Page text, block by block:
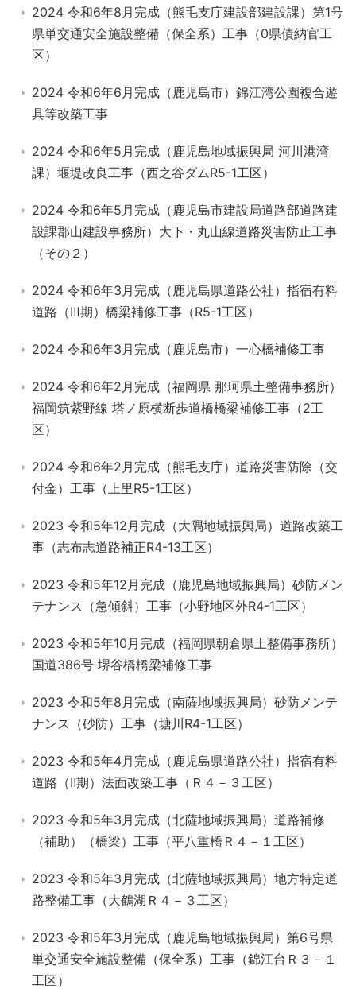
2024 令和6年8月完成（熊毛支庁建設部建設課）第1号
県単交通安全施設整備（保全系）工事（0県債納官工
区）
2024 令和6年6月完成（鹿児島市）錦江湾公園複合遊
具等改築工事
2024 令和6年5月完成（鹿児島地域振興局 河川港湾
課）堰堤改良工事（西之谷ダムR5-1工区）
2024 令和6年5月完成（鹿児島市建設局道路部道路建
設課郡山建設事務所）大下・丸山線道路災害防止工事
（その２）
2024 令和6年3月完成（鹿児島県道路公社）指宿有料
道路（Ⅲ期）橋梁補修工事（R5-1工区）
2024 令和6年3月完成（鹿児島市）一心橋補修工事
2024 令和6年2月完成（福岡県 那珂県土整備事務所）
福岡筑紫野線 塔ノ原横断歩道橋橋梁補修工事（2工
区）
2024 令和6年2月完成（熊毛支庁）道路災害防除（交
付金）工事（上里R5-1工区）
2023 令和5年12月完成（大隅地域振興局）道路改築工
事（志布志道路補正R4-13工区）
2023 令和5年12月完成（鹿児島地域振興局）砂防メン
テナンス（急傾斜）工事（小野地区外R4-1工区）
2023 令和5年10月完成（福岡県朝倉県土整備事務所）
国道386号 堺谷橋橋梁補修工事
2023 令和5年8月完成（南薩地域振興局）砂防メンテ
ナンス（砂防）工事（塘川R4-1工区）
2023 令和5年4月完成（鹿児島県道路公社）指宿有料
道路（Ⅱ期）法面改築工事（Ｒ４－３工区）
2023 令和5年3月完成（北薩地域振興局）道路補修
（補助）（橋梁）工事（平八重橋Ｒ４－１工区）
2023 令和5年3月完成（北薩地域振興局）地方特定道
路整備工事（大鶴湖Ｒ４－３工区）
2023 令和5年3月完成（鹿児島地域振興局）第6号県
単交通安全施設整備（保全系）工事（錦江台Ｒ３－１
工区）